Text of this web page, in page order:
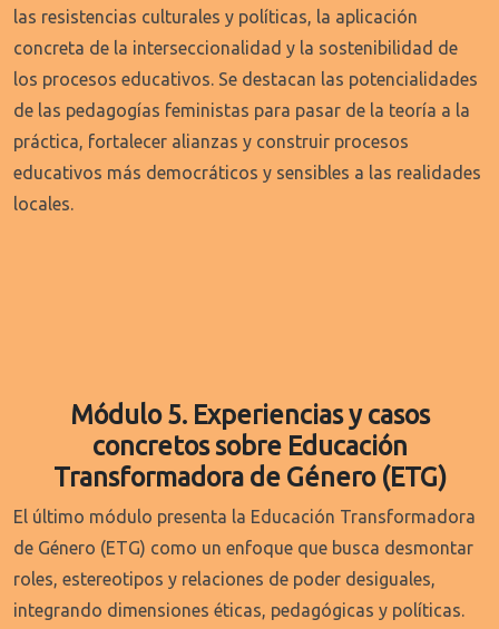
las resistencias culturales y políticas, la aplicación
concreta de la interseccionalidad y la sostenibilidad de
los procesos educativos. Se destacan las potencialidades
de las pedagogías feministas para pasar de la teoría a la
práctica, fortalecer alianzas y construir procesos
educativos más democráticos y sensibles a las realidades
locales.
Módulo 5. Experiencias y casos
concretos sobre Educación
Transformadora de Género (ETG)
El último módulo presenta la Educación Transformadora
de Género (ETG) como un enfoque que busca desmontar
roles, estereotipos y relaciones de poder desiguales,
integrando dimensiones éticas, pedagógicas y políticas.